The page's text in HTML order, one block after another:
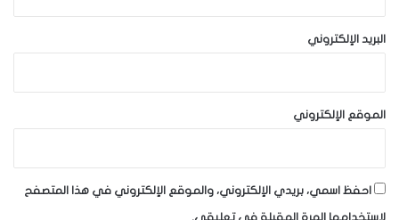
البريد الإلكتروني
الموقع الإلكتروني
احفظ اسمي، بريدي الإلكتروني، والموقع الإلكتروني في هذا المتصفح
لاستخدامها المرة المقبلة في تعليقي.